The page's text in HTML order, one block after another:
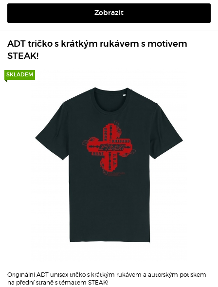
Zobrazit
ADT tričko s krátkým rukávem s motivem
STEAK!
SKLADEM
Originální ADT unisex tričko s krátkým rukávem a autorským potiskem
na přední straně s tématem STEAK!